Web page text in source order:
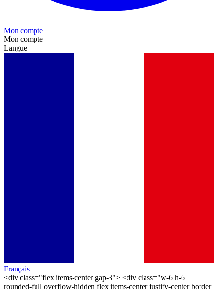
Mon compte
Mon compte
Langue
Français
<div class="flex items-center gap-3"> <div class="w-6 h-6
rounded-full overflow-hidden flex items-center justify-center border